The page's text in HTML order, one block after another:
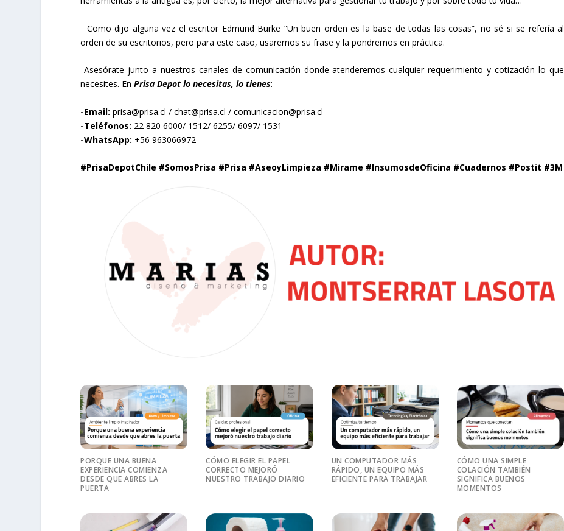
Como dijo alguna vez el escritor Edmund Burke “Un buen orden es la base de todas las cosas”, no sé si se refería al
orden de su escritorios, pero para este caso, usaremos su frase y la pondremos en práctica.
Asesórate junto a nuestros canales de comunicación donde atenderemos cualquier requerimiento y cotización lo que
necesites. En Prisa Depot lo necesitas, lo tienes:
-Email: prisa@prisa.cl / chat@prisa.cl / comunicacion@prisa.cl
-Teléfonos: 22 820 6000/ 1512/ 6255/ 6097/ 1531
-WhatsApp: +56 963066972
#PrisaDepotChile #SomosPrisa #Prisa #AseoyLimpieza #Mirame #InsumosdeOficina #Cuadernos #Postit #3M
PORQUE UNA BUENA
EXPERIENCIA COMIENZA
DESDE QUE ABRES LA
PUERTA
CÓMO ELEGIR EL PAPEL
CORRECTO MEJORÓ
NUESTRO TRABAJO DIARIO
UN COMPUTADOR MÁS
RÁPIDO, UN EQUIPO MÁS
EFICIENTE PARA TRABAJAR
CÓMO UNA SIMPLE
COLACIÓN TAMBIÉN
SIGNIFICA BUENOS
MOMENTOS